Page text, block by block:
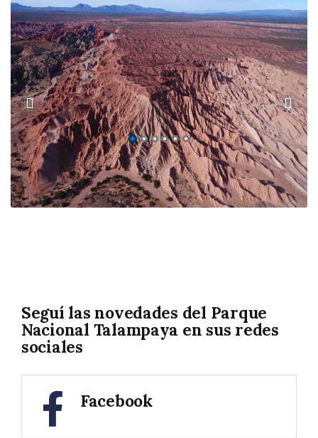
Seguí las novedades del Parque
Nacional Talampaya en sus redes
sociales
Facebook